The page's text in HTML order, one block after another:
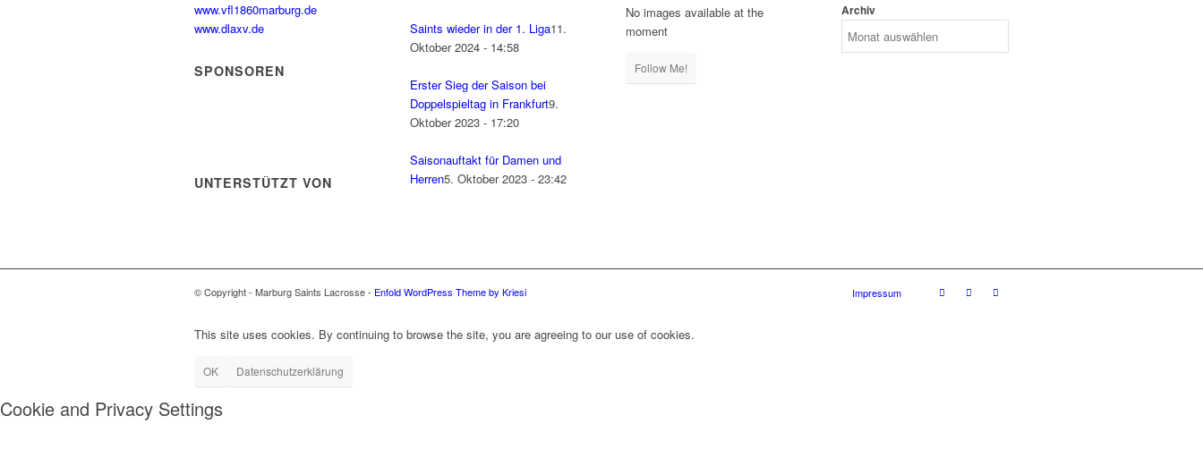
www.vfl1860marburg.de
www.dlaxv.de
SPONSOREN
UNTERSTÜTZT VON
Saints wieder in der 1. Liga11.
Oktober 2024 - 14:58
Erster Sieg der Saison bei
Doppelspieltag in Frankfurt9.
Oktober 2023 - 17:20
Saisonauftakt für Damen und
Herren5. Oktober 2023 - 23:42
No images available at the
moment
Follow Me!
Archiv
© Copyright - Marburg Saints Lacrosse - Enfold WordPress Theme by Kriesi Impressum
This site uses cookies. By continuing to browse the site, you are agreeing to our use of cookies.
OK Datenschutzerklärung
Cookie and Privacy Settings